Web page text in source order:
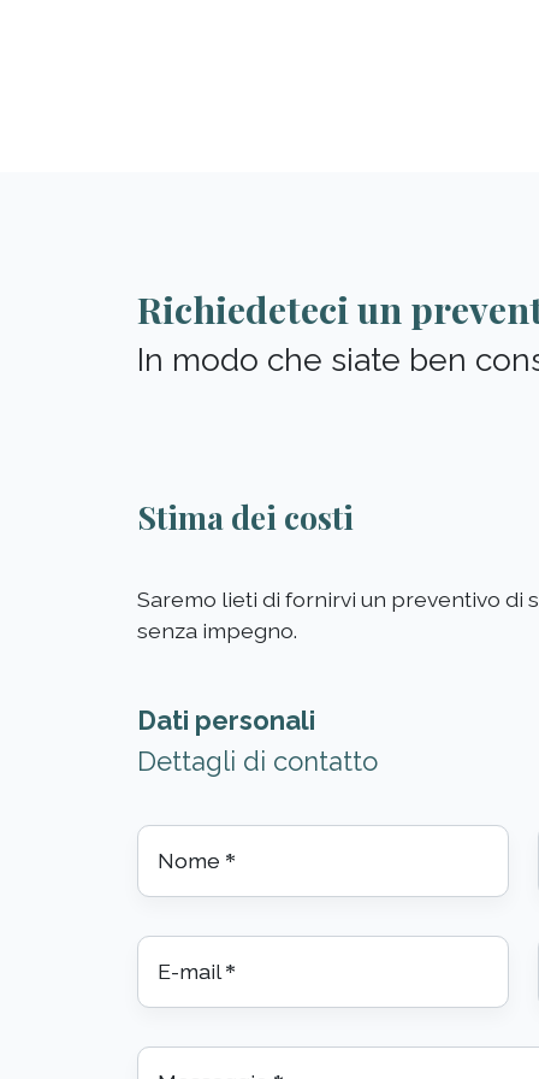
Richiedeteci un
In modo che siate ben
Stima dei costi
Saremo lieti di fornirvi un preventivo di
senza impegno.
Dati personali
Dettagli di contatto
Nome *
E-mail *